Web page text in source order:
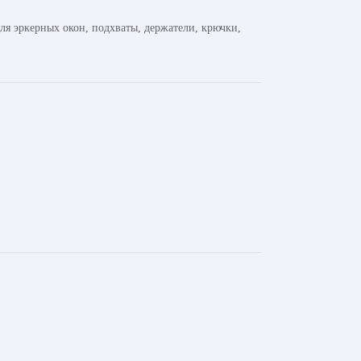
эркерных окон, подхваты, держатели, крючки,